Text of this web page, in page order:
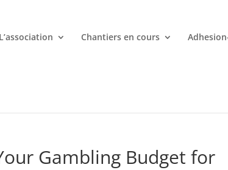
L’association Chantiers en cours
avec votre smartphone chez
Gambling Budget for